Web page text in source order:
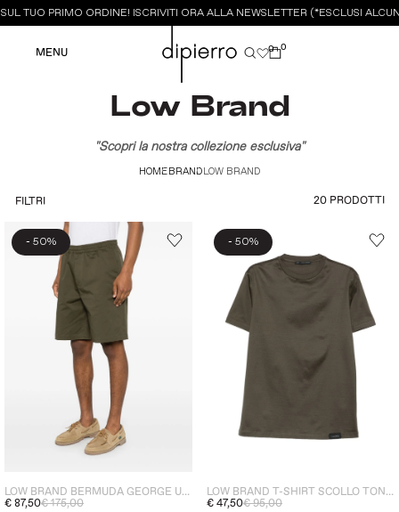
TUO PRIMO ORDINE! ISCRIVITI ORA ALLA NEWSLETTER (*ESCLUSI
MENU 0 0
Low Brand
"Scopri la nostra collezione esclusiva"
HOME BRAND LOW BRAND
FILTRI 20 PRODOTTI
- 50%
LOW BRAND BERMUDA GEORGE UOMO VERDE
€ 87,50€ 175,00
- 50%
LOW BRAND T-SHIRT SCOLLO TONDO UOMO VERDE
€ 47,50€ 95,00